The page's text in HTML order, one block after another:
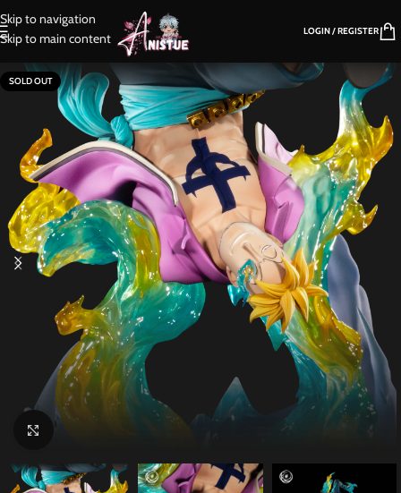
Skip to navigation
Skip to main content
LOGIN / REGISTER
SOLD OUT